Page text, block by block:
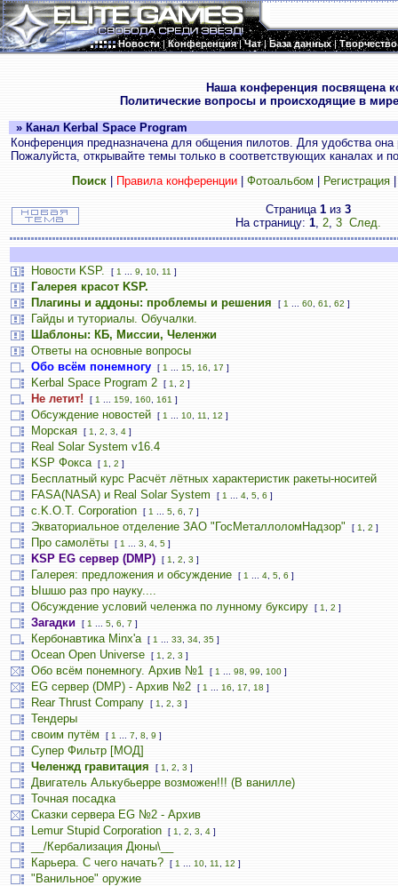
Новости|Конференция|Чат|База данных|Творчество
Наша конференция посвящена
Политические вопросы и происходящие в
» Канал Kerbal Space Program
Конференция предназначена для общения пилотов. Для удобства
Пожалуйста, открывайте темы только в соответствующих каналах и
Поиск| Правила конференции| Фотоальбом Регистрация
Страница 1 из 3
На страницу: 1, 2, 3 След.
Новости KSP. [ 1 9 10 11 ]
Галерея красот KSP.
Плагины и аддоны: проблемы и решения
[ 1 60 61 62 ]
Гайды и туториалы. Обучалки.
Шаблоны: КБ, Миссии, Челенжи
Ответы на основные вопросы
Обо всём понемногу
[ 1 15 16 17 ]
Kerbal Space Program 2 [ 1 2 ]
Не летит! [ 1 159 160 161 ]
Обсуждение новостей [ 1 10 11 12 ]
Морская [ 1 2 3 4 ]
Real Solar System v16.4
KSP Фокса
[ 1 2 ]
Бесплатный курс Расчёт лётных характеристик ракеты-носитей
FASA(NASA) и Real Solar System
[ 1 4 5 6 ]
c.K.O.T. Corporation [ 1 5 6 7 ]
Экваториальное отделение ЗАО "ГосМеталлоломНадзор" [ 1 2 ]
Про самолёты [ 1 3 4 5 ]
KSP EG сервер (DMP) [ 1 2 3 ]
Галерея: предложения и обсуждение [ 1 4 5 6 ]
Ышшо раз про науку....
Обсуждение условий челенжа по лунному буксиру
[ 1 2 ]
Загадки [ 1 5 6 7 ]
Кербонавтика Minx'a [ 1 33 34 35 ]
Ocean Open Universe [ 1 2 3 ]
Обо всём понемногу. Архив №1 [ 1 98 99 100 ]
EG сервер (DMP) - Архив №2 [ 1 16 17 18 ]
Rear Thrust Company [ 1 2 3 ]
Тендеры
своим путём
[ 1 7 8 9 ]
Супер Фильтр [МОД]
Челенжд гравитация
[ 1 2 3 ]
Двигатель Алькубьерре возможен!!! (В ванилле)
Точная посадка
Сказки сервера EG №2 - Архив
Lemur Stupid Corporation
[ 1 2 3 4 ]
__/Кербализация Дюны\__
Карьера. С чего начать?
[ 1 10 11 12 ]
"Ванильное" оружие